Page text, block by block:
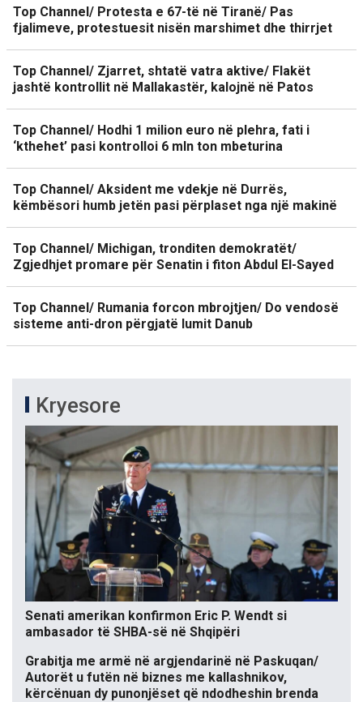
Top Channel/ Protesta e 67-të në Tiranë/ Pas
fjalimeve, protestuesit nisën marshimet dhe thirrjet
Top Channel/ Zjarret, shtatë vatra aktive/ Flakët
jashtë kontrollit në Mallakastër, kalojnë në Patos
Top Channel/ Hodhi 1 milion euro në plehra, fati i
‘kthehet’ pasi kontrolloi 6 mln ton mbeturina
Top Channel/ Aksident me vdekje në Durrës,
këmbësori humb jetën pasi përplaset nga një makinë
Top Channel/ Michigan, tronditen demokratët/
Zgjedhjet promare për Senatin i fiton Abdul El-Sayed
Top Channel/ Rumania forcon mbrojtjen/ Do vendosë
sisteme anti-dron përgjatë lumit Danub
Kryesore
Senati amerikan konfirmon Eric P. Wendt si
ambasador të SHBA-së në Shqipëri
Grabitja me armë në argjendarinë në Paskuqan/
Autorët u futën në biznes me kallashnikov,
kërcënuan dy punonjëset që ndodheshin brenda